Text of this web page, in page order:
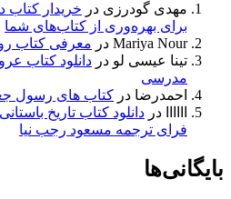
مهدی گودرزی در خریدار کتاب
برای بهره‌وری از کتاب‌های شما
Mariya Nour در معرفی کتاب
تینا عیسی لو در دانلود کتاب
مدرسی
احمدرضا در کتاب های رسول
در دانلود کتاب تاریخ
فرای ترجمه مسعود رجب نیا
بایگانی‌ها